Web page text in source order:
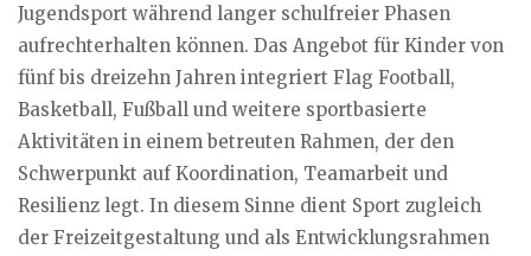
Jugendsport während langer schulfreier Phasen
aufrechterhalten können. Das Angebot für Kinder von
fünf bis dreizehn Jahren integriert Flag Football,
Basketball, Fußball und weitere sportbasierte
Aktivitäten in einem betreuten Rahmen, der den
Schwerpunkt auf Koordination, Teamarbeit und
Resilienz legt. In diesem Sinne dient Sport zugleich
der Freizeitgestaltung und als Entwicklungsrahmen